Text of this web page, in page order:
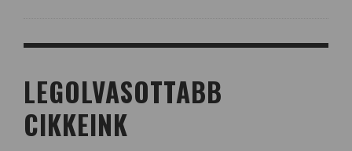
LEGOLVASOTTABB
CIKKEINK